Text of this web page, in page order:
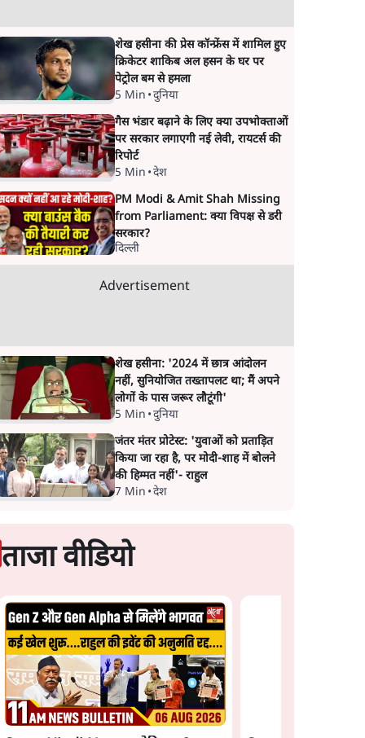
शेख हसीना की प्रेस कॉन्फ्रेंस में शामिल हुए
क्रिकेटर शाकिब अल हसन के घर पर
पेट्रोल बम से हमला
5 Min •दुनिया
गैस भंडार बढ़ाने के लिए क्या उपभोक्ताओं
पर सरकार लगाएगी नई लेवी, रायटर्स की
रिपोर्ट
5 Min •देश
PM Modi & Amit Shah Missing
from Parliament: क्या विपक्ष से डरी
सरकार?
दिल्ली
Advertisement
शेख हसीना: '2024 में छात्र आंदोलन
नहीं, सुनियोजित तख्तापलट था; मैं अपने
लोगों के पास जरूर लौटूंगी'
5 Min •दुनिया
जंतर मंतर प्रोटेस्ट: 'युवाओं को प्रताड़ित
किया जा रहा है, पर मोदी-शाह में बोलने
की हिम्मत नहीं'- राहुल
7 Min •देश
ताजा वीडियो